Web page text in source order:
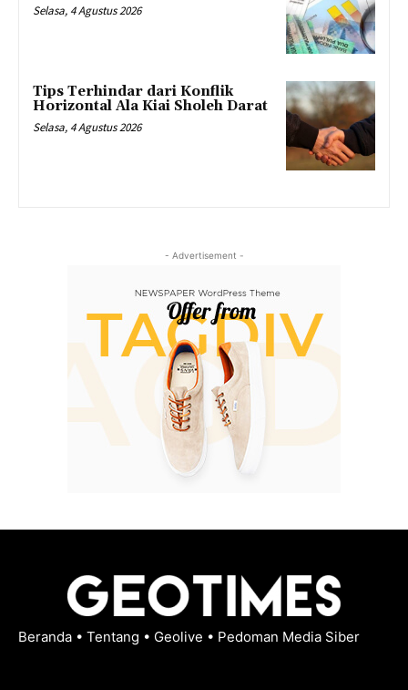
Selasa, 4 Agustus 2026
Tips Terhindar dari Konflik
Horizontal Ala Kiai Sholeh Darat
Selasa, 4 Agustus 2026
- Advertisement -
Beranda • Tentang • Geolive • Pedoman Media Siber